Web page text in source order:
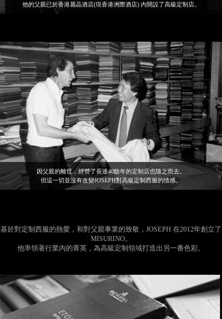
他的父親已於香港麗晶酒店(現香港洲際酒店) 內開設了高級定制店。
因父親的離世，經營了長達40餘年的定制店也隨之而去。
但這一切並沒有改變JOSEPH對高級定制西服的情感。
基於對定制西服的熱愛，和對父親事業的致敬，JOSEPH 在2012年創立了
MISURINO。
他率領著行業內的菁英，為高級定制領域打造出另一番色彩。